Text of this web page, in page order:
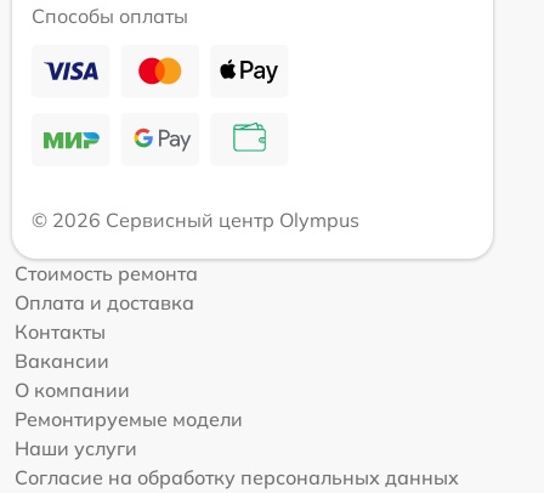
Способы оплаты
© 2026 Сервисный центр Olympus
Стоимость ремонта
Оплата и доставка
Контакты
Вакансии
О компании
Ремонтируемые модели
Наши услуги
Согласие на обработку персональных данных